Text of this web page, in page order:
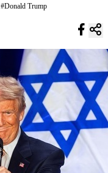
#Donald Trump